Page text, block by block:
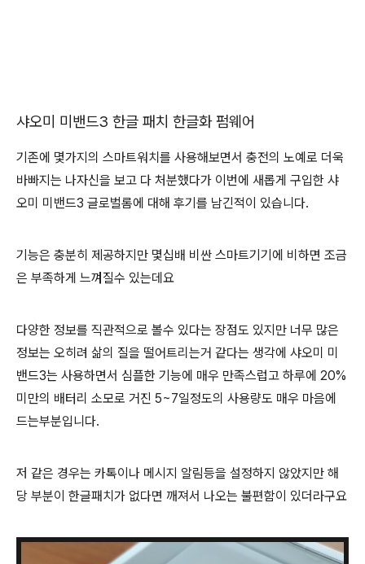
샤오미 미밴드3 한글 패치 한글화 펌웨어
기존에 몇가지의 스마트워치를 사용해보면서 충전의 노예로 더욱
바빠지는 나자신을 보고 다 처분했다가 이번에 새롭게 구입한 샤
오미 미밴드3 글로벌롬에 대해 후기를 남긴적이 있습니다.
기능은 충분히 제공하지만 몇십배 비싼 스마트기기에 비하면 조금
은 부족하게 느껴질수 있는데요
다양한 정보를 직관적으로 볼수 있다는 장점도 있지만 너무 많은
정보는 오히려 삶의 질을 떨어트리는거 같다는 생각에 샤오미 미
밴드3는 사용하면서 심플한 기능에 매우 만족스럽고 하루에 20%
미만의 배터리 소모로 거진 5~7일정도의 사용량도 매우 마음에
드는부분입니다.
저 같은 경우는 카톡이나 메시지 알림등을 설정하지 않았지만 해
당 부분이 한글패치가 없다면 깨져서 나오는 불편함이 있더라구요